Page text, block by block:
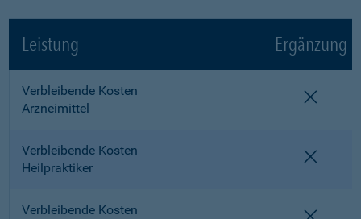
Leistung Ergänzung
Verbleibende Kosten
Arzneimittel
Verbleibende Kosten
Heilpraktiker
Verbleibende Kosten